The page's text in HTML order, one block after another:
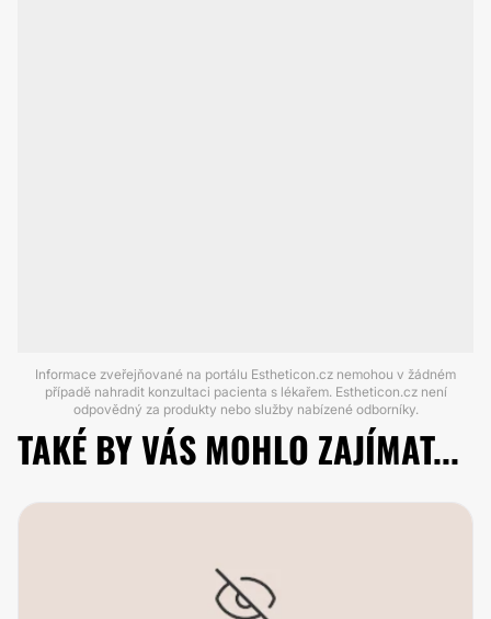
Informace zveřejňované na portálu Estheticon.cz nemohou v žádném
případě nahradit konzultaci pacienta s lékařem. Estheticon.cz není
odpovědný za produkty nebo služby nabízené odborníky.
TAKÉ BY VÁS MOHLO ZAJÍMAT...